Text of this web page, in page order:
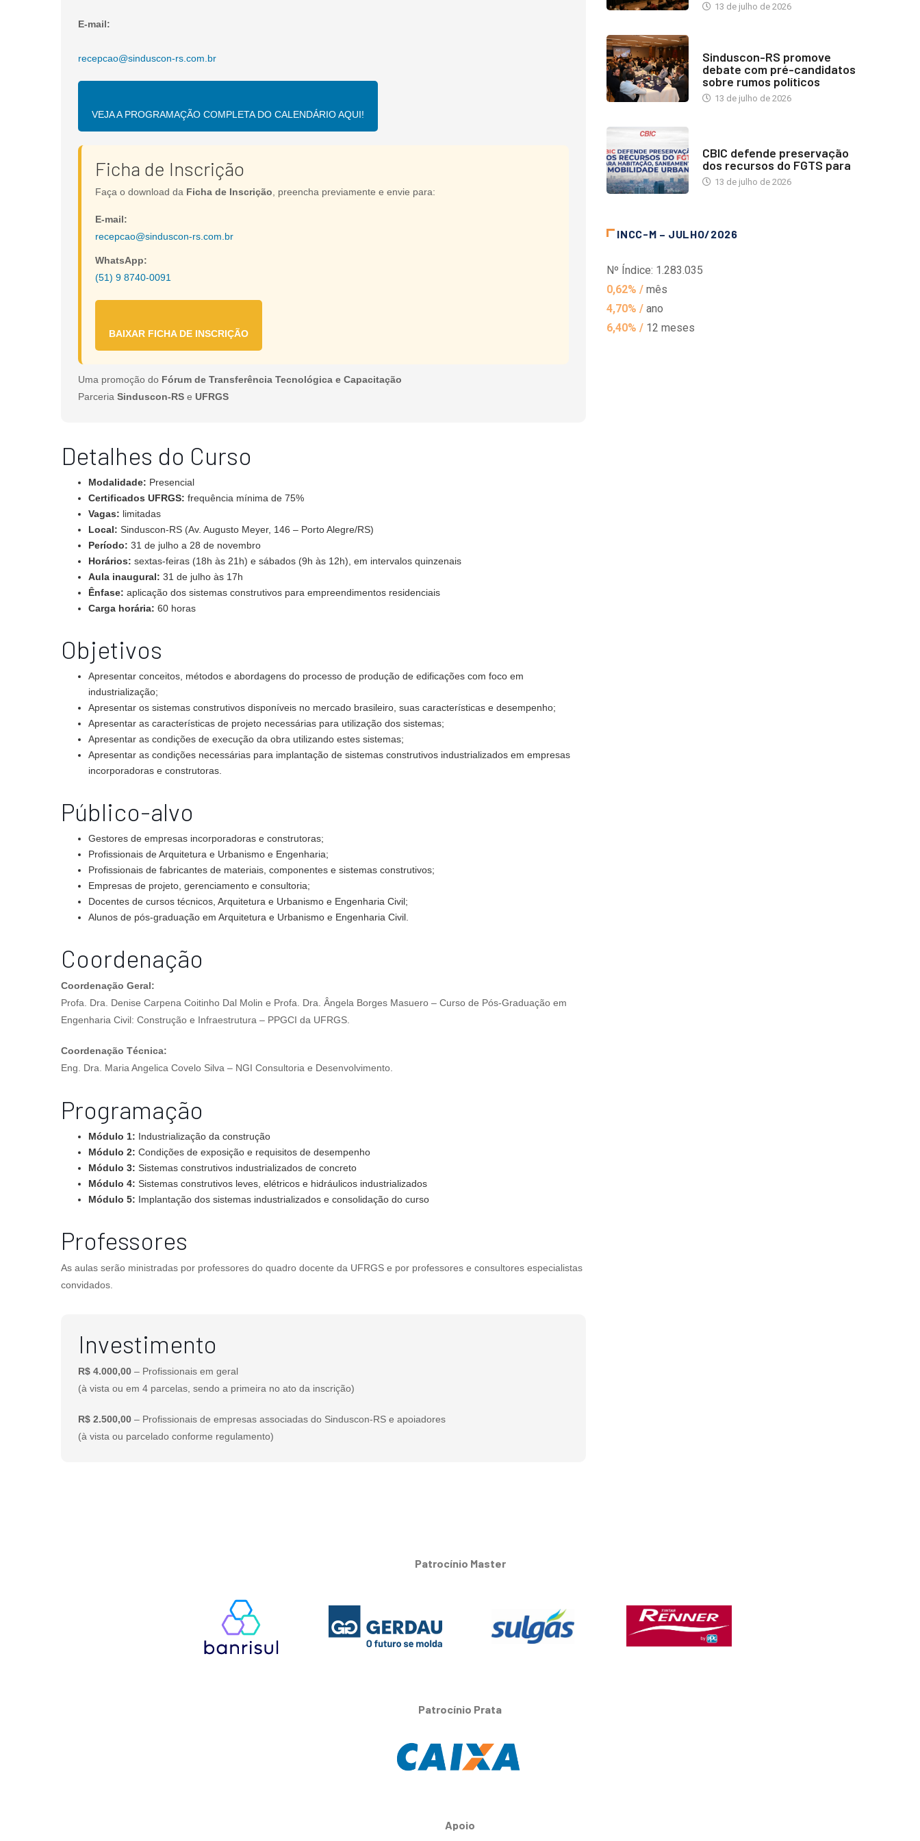
E-mail:
recepcao@sinduscon-rs.com.br
VEJA A PROGRAMAÇÃO COMPLETA DO CALENDÁRIO AQUI!
Ficha de Inscrição
Faça o download da Ficha de Inscrição , preencha previamente e envie para:
E-mail:
recepcao@sinduscon-rs.com.br
WhatsApp:
(51) 9 8740-0091
BAIXAR FICHA DE INSCRIÇÃO
Uma promoção do Fórum de Transferência Tecnológica e Capacitação
Parceria Sinduscon-RS e UFRGS
Detalhes do Curso
Modalidade: Presencial
Certificados UFRGS: frequência mínima de 75%
Vagas: limitadas
Local: Sinduscon-RS (Av. Augusto Meyer, 146 – Porto Alegre/RS)
Período: 31 de julho a 28 de novembro
Horários: sextas-feiras (18h às 21h) e sábados (9h às 12h), em intervalos quinzenais
Aula inaugural: 31 de julho às 17h
Ênfase: aplicação dos sistemas construtivos para empreendimentos residenciais
Carga horária: 60 horas
Objetivos
Apresentar conceitos, métodos e abordagens do processo de produção de edificações com foco em
industrialização;
Apresentar os sistemas construtivos disponíveis no mercado brasileiro, suas características e desempenho;
Apresentar as características de projeto necessárias para utilização dos sistemas;
Apresentar as condições de execução da obra utilizando estes sistemas;
Apresentar as condições necessárias para implantação de sistemas construtivos industrializados em empresas
incorporadoras e construtoras.
Público-alvo
Gestores de empresas incorporadoras e construtoras;
Profissionais de Arquitetura e Urbanismo e Engenharia;
Profissionais de fabricantes de materiais, componentes e sistemas construtivos;
Empresas de projeto, gerenciamento e consultoria;
Docentes de cursos técnicos, Arquitetura e Urbanismo e Engenharia Civil;
Alunos de pós-graduação em Arquitetura e Urbanismo e Engenharia Civil.
Coordenação
Coordenação Geral:
Profa. Dra. Denise Carpena Coitinho Dal Molin e Profa. Dra. Ângela Borges Masuero – Curso de Pós-Graduação em
Engenharia Civil: Construção e Infraestrutura – PPGCI da UFRGS.
Coordenação Técnica:
Eng. Dra. Maria Angelica Covelo Silva – NGI Consultoria e Desenvolvimento.
Programação
Módulo 1: Industrialização da construção
Módulo 2: Condições de exposição e requisitos de desempenho
Módulo 3: Sistemas construtivos industrializados de concreto
Módulo 4: Sistemas construtivos leves, elétricos e hidráulicos industrializados
Módulo 5: Implantação dos sistemas industrializados e consolidação do curso
Professores
As aulas serão ministradas por professores do quadro docente da UFRGS e por professores e consultores especialistas
convidados.
Investimento
R$ 4.000,00 – Profissionais em geral
(à vista ou em 4 parcelas, sendo a primeira no ato da inscrição)
R$ 2.500,00 – Profissionais de empresas associadas do Sinduscon-RS e apoiadores
(à vista ou parcelado conforme regulamento)
13 de julho de 2026
Sinduscon-RS promove
debate com pré-candidatos
sobre rumos políticos
13 de julho de 2026
CBIC defende preservação
dos recursos do FGTS para
13 de julho de 2026
INCC-M – JULHO/2026
Nº Índice: 1.283.035
0,62% /mês
4,70% /ano
6,40% / 12 meses
Patrocínio Master
Patrocínio Prata
Apoio